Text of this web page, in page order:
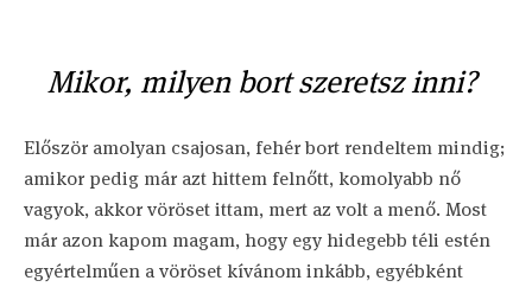
Mikor, milyen bort szeretsz inni?
Először amolyan csajosan, fehér bort rendeltem mindig;
amikor pedig már azt hittem felnőtt, komolyabb nő
vagyok, akkor vöröset ittam, mert az volt a menő. Most
már azon kapom magam, hogy egy hidegebb téli estén
egyértelműen a vöröset kívánom inkább, egyébként